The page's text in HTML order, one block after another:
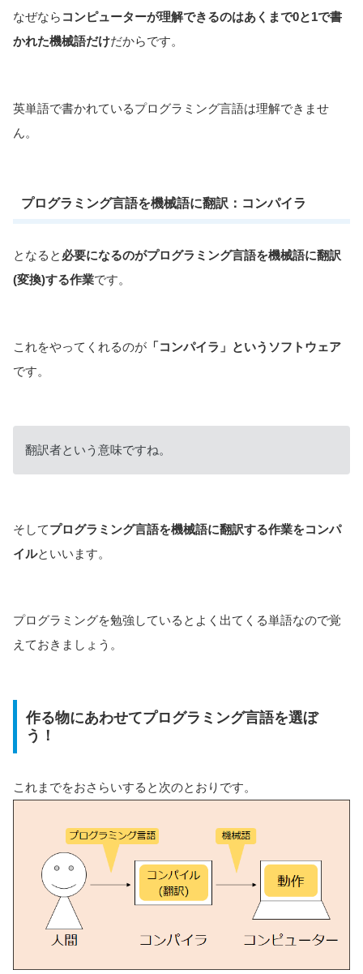
なぜなら コンピューターが理解できるのはあくまで0と1で書
かれた機械語だけだからです。
英単語で書かれているプログラミング言語は理解できませ
ん。
プログラミング言語を機械語に翻訳：コンパイラ
となると 必要になるのがプログラミング言語を機械語に翻訳
(変換)する作業です。
これをやってくれるのが 「コンパイラ」というソフトウェア
です。
翻訳者という意味ですね。
そしてプログラミング言語を機械語に翻訳する作業をコンパ
イルといいます。
プログラミングを勉強しているとよく出てくる単語なので覚
えておきましょう。
作る物にあわせてプログラミング言語を選ぼ
う！
これまでをおさらいすると次のとおりです。